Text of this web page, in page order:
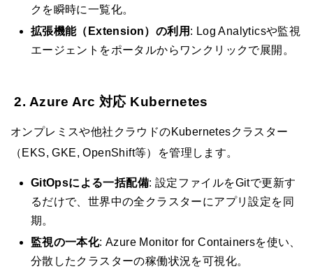
クを瞬時に一覧化。
拡張機能（Extension）の利用 : Log Analyticsや監視
エージェントをポータルからワンクリックで展開。
2. Azure Arc 対応 Kubernetes
オンプレミスや他社クラウドのKubernetesクラスター
（EKS, GKE, OpenShift等）を管理します。
GitOpsによる一括配備: 設定ファイルをGitで更新す
るだけで、世界中の全クラスターにアプリ設定を同
期。
監視の一本化: Azure Monitor for Containersを使い、
分散したクラスターの稼働状況を可視化。